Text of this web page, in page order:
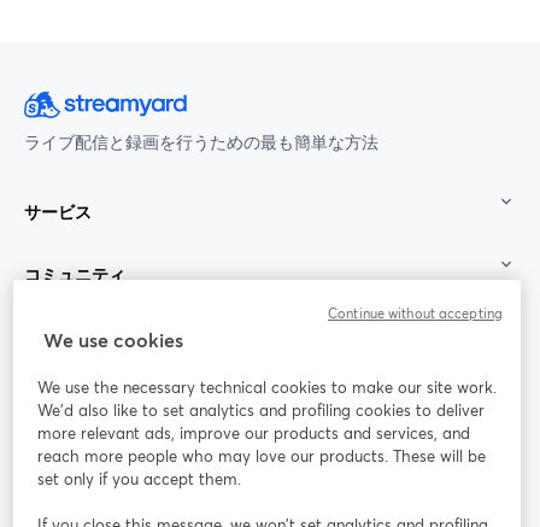
ライブ配信と録画を行うための最も簡単な方法
サービス
コミュニティ
StreamYard：
参加する
ライ
ンセ
ミナ
Facebook
新しいタブで開く(Twitter)
YouTube
We use cookies
We use the necessary technical cookies to make our site work.
We'd also like to set analytics and profiling cookies to deliver
more relevant ads, improve our products and services, and
reach more people who may love our products. These will be
set only if you accept them.
Continue without accepting